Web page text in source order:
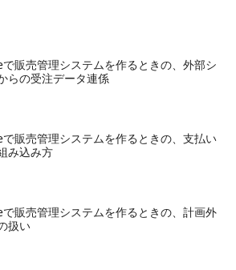
販売管理システムを作るときの、外部シ
らの受注データ連係
販売管理システムを作るときの、支払い
み込み方
販売管理システムを作るときの、計画外
扱い